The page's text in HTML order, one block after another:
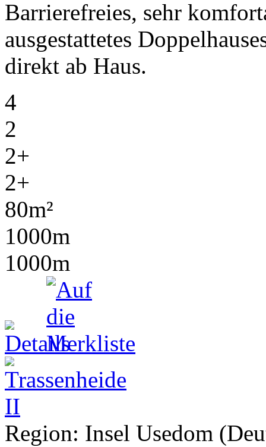
Barrierefreies, sehr
ausgestattetes
direkt ab Haus.
4
2
2+
2+
80m²
1000m
1000m
Region: Insel Usedom